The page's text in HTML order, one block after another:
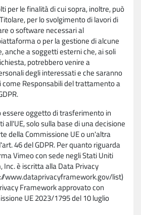
per le finalità di cui sopra, inoltre, può
per lo svolgimento di lavori di
o software necessari al
o per la gestione di alcune
anche a soggetti esterni che, ai soli
potrebbero venire a
degli interessati e che saranno
Responsabili del trattamento a
oggetto di trasferimento in
all'UE, solo sulla base di una decisione
della Commissione UE o un'altra
46 del GDPR. Per quanto riguarda
Vimeo con sede negli Stati Uniti
Inc. è iscritta alla Data Privacy
www.dataprivacyframework.gov/list)
Framework approvato con
UE 2023/1795 del 10 luglio